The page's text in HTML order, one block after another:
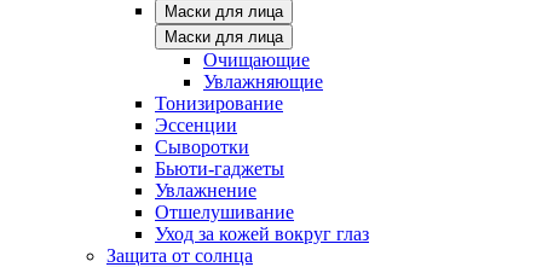
Маски для лица
Маски для лица
Очищающие
Увлажняющие
Тонизирование
Эссенции
Сыворотки
Бьюти-гаджеты
Увлажнение
Отшелушивание
Уход за кожей вокруг глаз
Защита от солнца